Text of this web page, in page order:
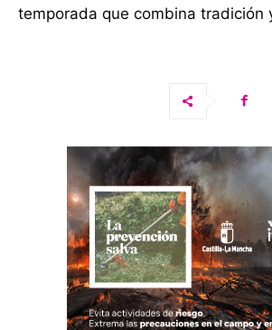
temporada que combina tradición